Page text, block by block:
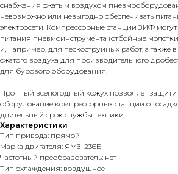
снабжения сжатым воздухом
невозможно или невыгодно обеспечивать
электросети. Компрессорные станции ЗИФ
питания пневмоинструмента (отбойные
и, например, для пескоструйных работ, а также в
сжатого воздуха для производительного
для бурового оборудования.
Прочный всепогодный кожух позволяет
оборудование компрессорных станций от
длительный срок службы техники.
Характеристики
Тип привода: прямой
Марка двигателя: ЯМЗ-236Б
Частотный преобразователь: нет
Тип охлаждения: воздушное